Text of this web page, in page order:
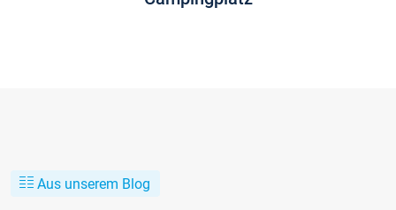
Aus unserem Blog